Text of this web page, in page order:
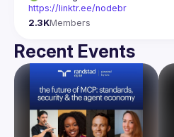
https://linktr.ee/nodebr
2.3KMembers
Recent Events